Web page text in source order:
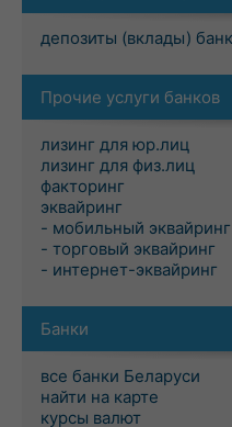
депозиты (вклады)
Прочие услуги банков
лизинг для юр.лиц
лизинг для физ.лиц
факторинг
эквайринг
- мобильный эквайринг
- торговый эквайринг
- интернет-эквайринг
Банки
все банки Беларуси
найти на карте
курсы валют